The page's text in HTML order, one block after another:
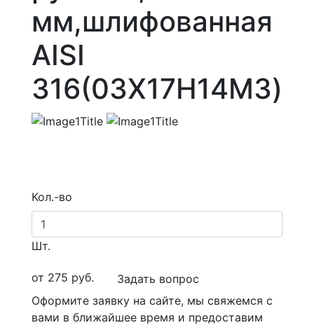
мм,шлифованная
AISI
316(03Х17Н14М3)
Кол.-во
Шт.
от 275 руб.
Задать вопрос
Оформите заявку на сайте, мы свяжемся с
вами в ближайшее время и предоставим